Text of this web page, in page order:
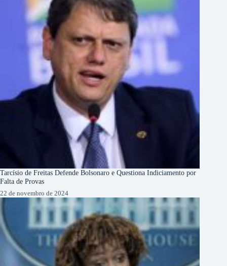
Tarcísio de Freitas Defende Bolsonaro e Questiona Indiciamento por
Falta de Provas
22 de novembro de 2024